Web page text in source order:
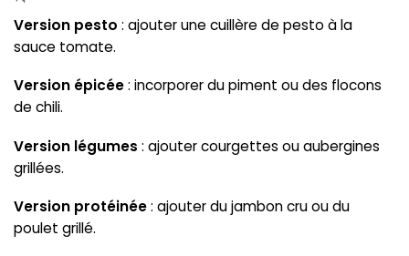
Version pesto : ajouter une cuillère de pesto à la
sauce tomate.
Version épicée: incorporer du piment ou des flocons
de chili.
Version légumes : ajouter courgettes ou aubergines
grillées.
Version protéinée: ajouter du jambon cru ou du
poulet grillé.